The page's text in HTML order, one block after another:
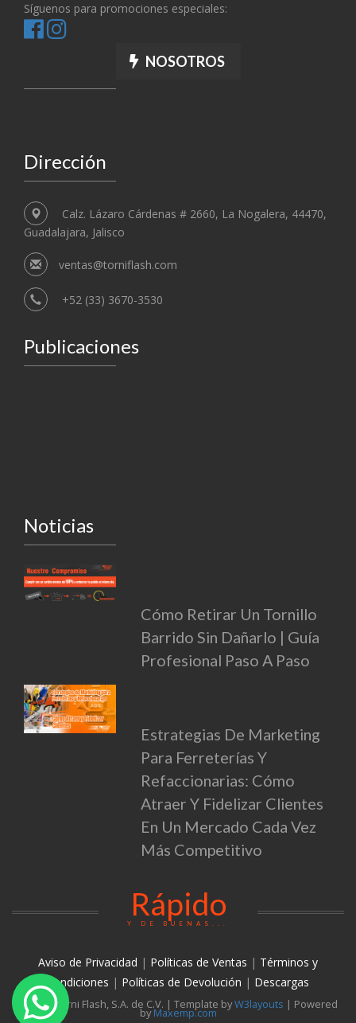
Síguenos para promociones especiales:
NOSOTROS
Dirección
Calz. Lázaro Cárdenas # 2660, La Nogalera, 44470,
Guadalajara, Jalisco
ventas@torniflash.com
+52 (33) 3670-3530
Publicaciones
Noticias
Cómo Retirar Un Tornillo
Barrido Sin Dañarlo | Guía
Profesional Paso A Paso
Estrategias De Marketing
Para Ferreterías Y
Refaccionarias: Cómo
Atraer Y Fidelizar Clientes
En Un Mercado Cada Vez
Más Competitivo
Rápido
Y DE BUENAS...
Aviso de Privacidad | Políticas de Ventas | Términos y
condiciones | Políticas de Devolución | Descargas
© 2026 Torni Flash, S.A. de C.V. | Template byW3layouts | Powered
by Maxemp.com